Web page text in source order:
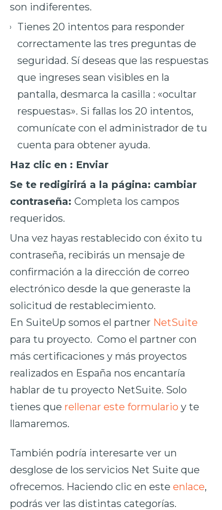
son indiferentes.
Tienes 20 intentos para responder
correctamente las tres preguntas de
seguridad. Sí deseas que las respuestas
que ingreses sean visibles en la
pantalla, desmarca la casilla : «ocultar
respuestas». Si fallas los 20 intentos,
comunícate con el administrador de tu
cuenta para obtener ayuda.
Haz clic en : Enviar
Se te redigirirá a la página: cambiar
contraseña: Completa los campos
requeridos.
Una vez hayas restablecido con éxito tu
contraseña, recibirás un mensaje de
confirmación a la dirección de correo
electrónico desde la que generaste la
solicitud de restablecimiento.
En SuiteUp somos el partner NetSuite
para tu proyecto. Como el partner con
más certificaciones y más proyectos
realizados en España nos encantaría
hablar de tu proyecto NetSuite. Solo
tienes que rellenar este formulario y te
llamaremos.
También podría interesarte ver un
desglose de los servicios Net Suite que
ofrecemos. Haciendo clic en este enlace,
podrás ver las distintas categorías.